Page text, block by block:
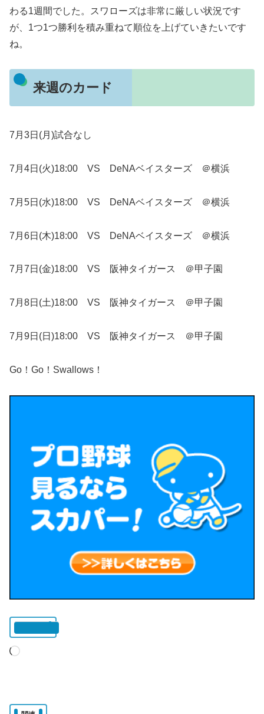
わる1週間でした。スワローズは非常に厳しい状況です
が、1つ1つ勝利を積み重ねて順位を上げていきたいです
ね。
来週のカード
7月3日(月)試合なし
7月4日(火)18:00 VS DeNAベイスターズ ＠横浜
7月5日(水)18:00 VS DeNAベイスターズ ＠横浜
7月6日(木)18:00 VS DeNAベイスターズ ＠横浜
7月7日(金)18:00 VS 阪神タイガース ＠甲子園
7月8日(土)18:00 VS 阪神タイガース ＠甲子園
7月9日(日)18:00 VS 阪神タイガース ＠甲子園
Go！Go！Swallows！
読
み